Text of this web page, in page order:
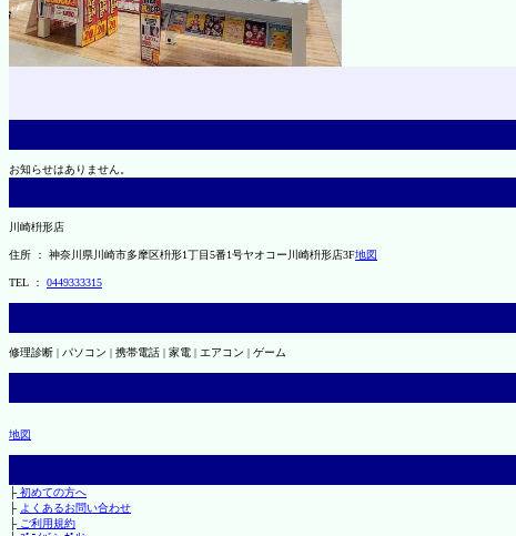
お知らせはありません。
川崎枡形店
住所 ： 神奈川県川崎市多摩区枡形1丁目5番1号ヤオコー川崎枡形店3F地図
TEL ： 0449333315
修理診断 | パソコン | 携帯電話 | 家電 | エアコン | ゲーム
地図
├初めての方へ
├ よくあるお問い合わせ
├ご利用規約